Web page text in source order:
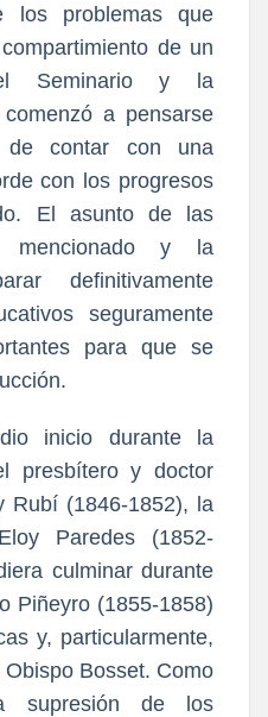
los problemas que
de un
Seminario y la
a pensarse
de contar con una
con los progresos
El asunto de las
mencionado y la
definitivamente
seguramente
para que se
inicio durante la
presbítero y doctor
Rubí (1846-1852), la
Paredes (1852-
culminar durante
Piñeyro (1855-1858)
y, particularmente,
Bosset. Como
supresión de los